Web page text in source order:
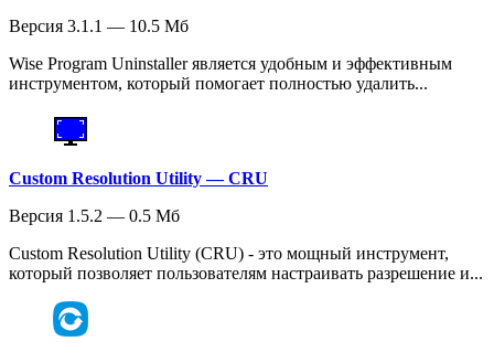
Версия 3.1.1 — 10.5 Мб
Wise Program Uninstaller является удобным и эффективным
инструментом, который помогает полностью удалить...
Custom Resolution Utility — CRU
Версия 1.5.2 — 0.5 Мб
Custom Resolution Utility (CRU) - это мощный инструмент,
который позволяет пользователям настраивать разрешение и...